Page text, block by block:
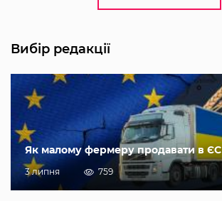
Вибір редакції
Як малому фермеру продавати в ЄС
3 липня 759